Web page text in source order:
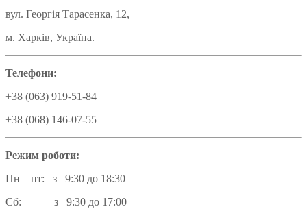
вул. Георгія Тарасенка, 12,
м. Харків, Україна.
Телефони:
+38 (063) 919-51-84
+38 (068) 146-07-55
Режим роботи:
Пн – пт: з 9:30 до 18:30
Сб: з 9:30 до 17:00